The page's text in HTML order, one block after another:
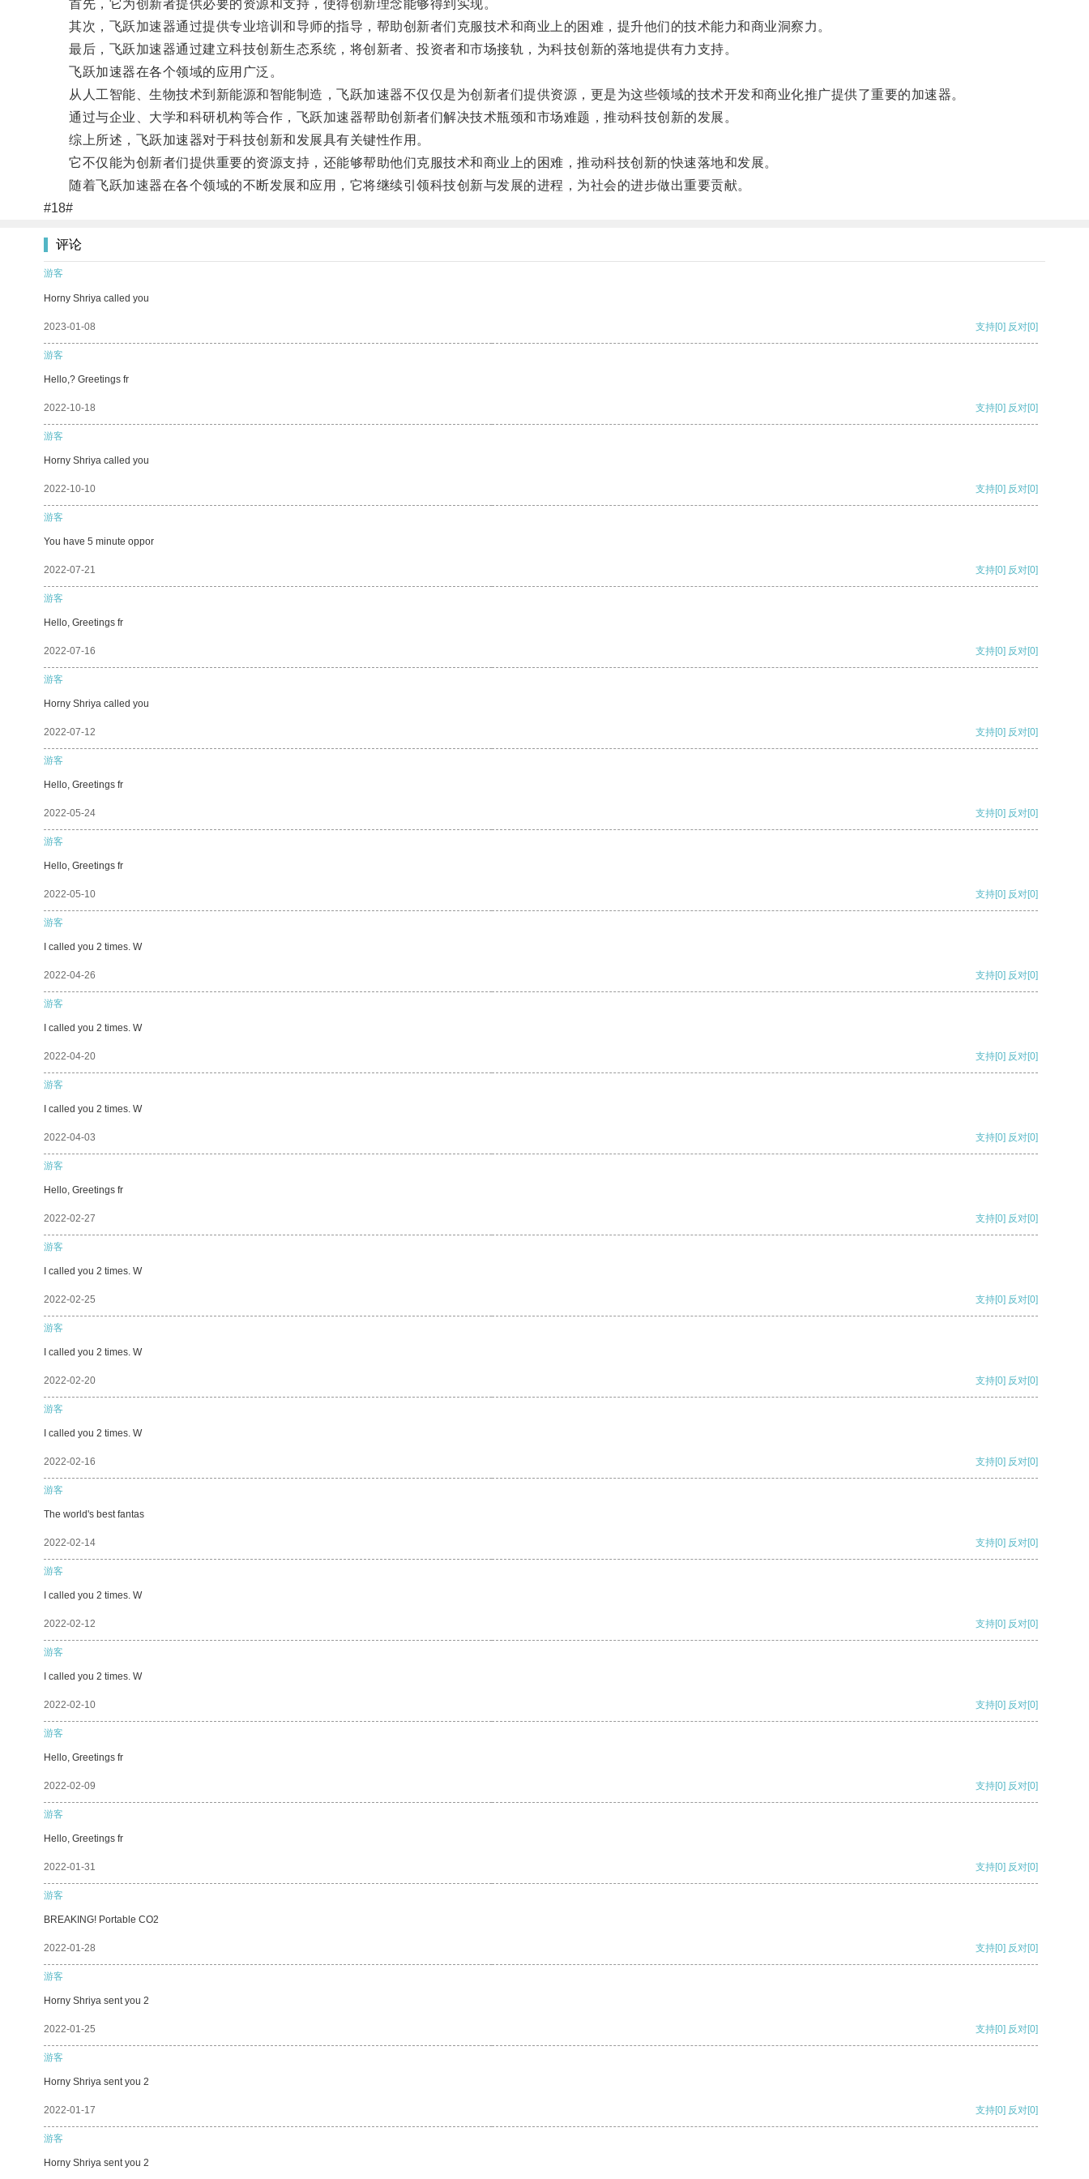
首先，它为创新者提供必要的资源和支持，使得创新理念能够得到实现。
其次，飞跃加速器通过提供专业培训和导师的指导，帮助创新者们克服技术和商业上的困难，提升他们的技术能力和商业洞察力。
最后，飞跃加速器通过建立科技创新生态系统，将创新者、投资者和市场接轨，为科技创新的落地提供有力支持。
飞跃加速器在各个领域的应用广泛。
从人工智能、生物技术到新能源和智能制造，飞跃加速器不仅仅是为创新者们提供资源，更是为这些领域的技术开发和商业化推广提供了重要的加速器。
通过与企业、大学和科研机构等合作，飞跃加速器帮助创新者们解决技术瓶颈和市场难题，推动科技创新的发展。
综上所述，飞跃加速器对于科技创新和发展具有关键性作用。
它不仅能为创新者们提供重要的资源支持，还能够帮助他们克服技术和商业上的困难，推动科技创新的快速落地和发展。
随着飞跃加速器在各个领域的不断发展和应用，它将继续引领科技创新与发展的进程，为社会的进步做出重要贡献。
#18#
评论
游客
Horny Shriya called you
2023-01-08 支持[0] 反对[0]
游客
Hello,? Greetings fr
2022-10-18 支持[0] 反对[0]
游客
Horny Shriya called you
2022-10-10 支持[0] 反对[0]
游客
You have 5 minute oppor
2022-07-21 支持[0] 反对[0]
游客
Hello, Greetings fr
2022-07-16 支持[0] 反对[0]
游客
Horny Shriya called you
2022-07-12 支持[0] 反对[0]
游客
Hello, Greetings fr
2022-05-24 支持[0] 反对[0]
游客
Hello, Greetings fr
2022-05-10 支持[0] 反对[0]
游客
I called you 2 times. W
2022-04-26 支持[0] 反对[0]
游客
I called you 2 times. W
2022-04-20 支持[0] 反对[0]
游客
I called you 2 times. W
2022-04-03 支持[0] 反对[0]
游客
Hello, Greetings fr
2022-02-27 支持[0] 反对[0]
游客
I called you 2 times. W
2022-02-25 支持[0] 反对[0]
游客
I called you 2 times. W
2022-02-20 支持[0] 反对[0]
游客
I called you 2 times. W
2022-02-16 支持[0] 反对[0]
游客
The world's best fantas
2022-02-14 支持[0] 反对[0]
游客
I called you 2 times. W
2022-02-12 支持[0] 反对[0]
游客
I called you 2 times. W
2022-02-10 支持[0] 反对[0]
游客
Hello, Greetings fr
2022-02-09 支持[0] 反对[0]
游客
Hello, Greetings fr
2022-01-31 支持[0] 反对[0]
游客
BREAKING! Portable CO2
2022-01-28 支持[0] 反对[0]
游客
Horny Shriya sent you 2
2022-01-25 支持[0] 反对[0]
游客
Horny Shriya sent you 2
2022-01-17 支持[0] 反对[0]
游客
Horny Shriya sent you 2